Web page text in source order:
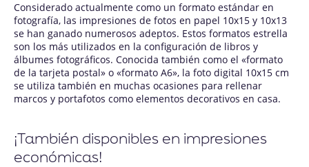
Considerado actualmente como un formato estándar en
fotografía, las impresiones de fotos en papel 10x15 y 10x13
se han ganado numerosos adeptos. Estos formatos estrella
son los más utilizados en la configuración de libros y
álbumes fotográficos. Conocida también como el «formato
de la tarjeta postal» o «formato A6», la foto digital 10x15 cm
se utiliza también en muchas ocasiones para rellenar
marcos y portafotos como elementos decorativos en casa.
¡También disponibles en impresiones
económicas!